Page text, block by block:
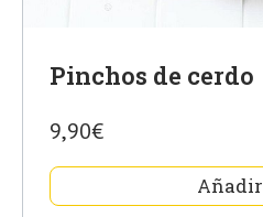
Pinchos de cerdo
9,90€
Añadir